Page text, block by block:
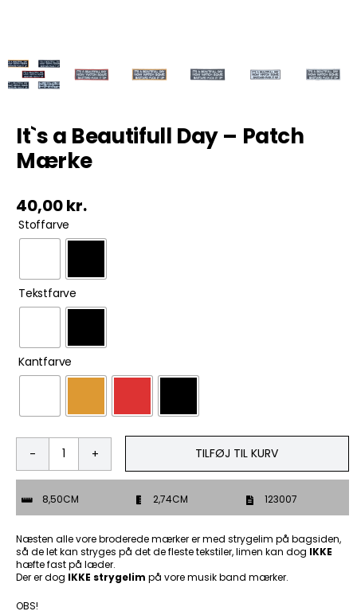
ØL & Spiritus
Tøj & Andre Varer
Rodkasse/Tilbud
It`s a Beautifull Day – Patch
Mærke
40,00kr.
Stoffarve
Tekstfarve
Kantfarve
It`s
a
Day
-
Patch
Mærke
antal
TILFØJ TIL KURV
8,50CM 2,74CM 123007
Næsten alle vore broderede mærker er med strygelim på bagsiden,
så de let kan stryges på det de fleste tekstiler, limen kan dog IKKE
hæfte fast på læder.
Der er dog IKKE strygelim på vore musik band mærker.
OBS!